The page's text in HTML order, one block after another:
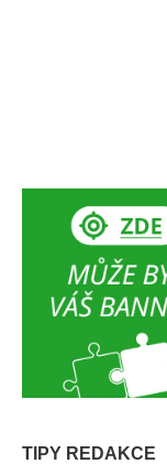
TIPY REDAKCE